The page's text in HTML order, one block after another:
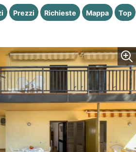
Prezzi Richieste Mappa Top